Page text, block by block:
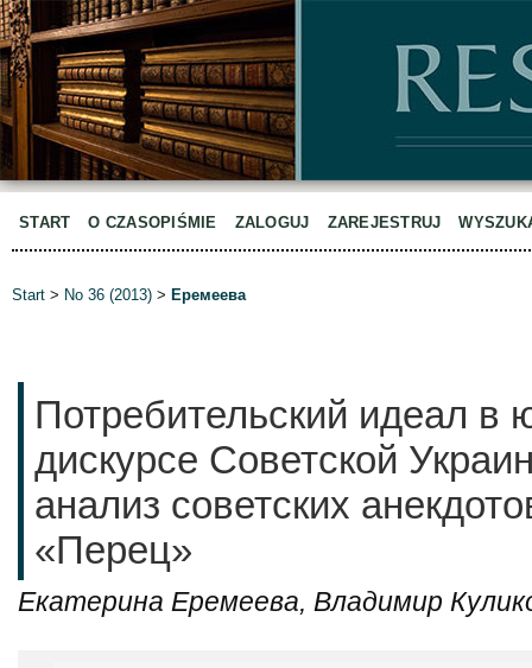
START O CZASOPIŚMIE ZALOGUJ ZAREJESTRUJ
Start > No 36 (2013) > Еремеева
Потребительский идеал в
дискурсе Советской
анализ советских
«Перец»
Екатерина Еремеева, Владимир